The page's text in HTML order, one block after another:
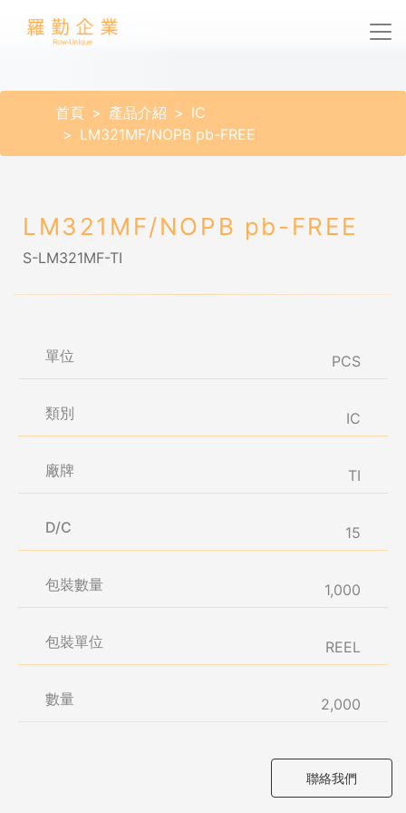
首頁 產品介紹
IC
LM321MF/NOPB pb-FREE
LM321MF/NOPB pb-FREE
S-LM321MF-TI
單位 PCS
類別 IC
廠牌 TI
D/C 15
包裝數量 1,000
包裝單位 REEL
數量 2,000
聯絡我們